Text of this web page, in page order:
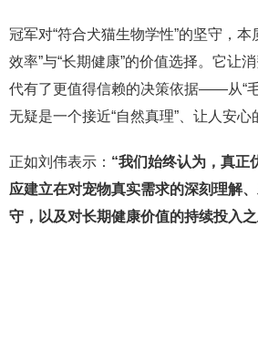
冠军对“符合犬猫生物学性”的坚守，本
效率”与“长期健康”的价值选择。它让
代有了更值得信赖的决策依据——从“
无疑是一个接近“自然真理”、让人安心
正如刘伟表示： “我们始终认为，真正
应建立在对宠物真实需求的深刻理解
守，以及对长期健康价值的持续投入